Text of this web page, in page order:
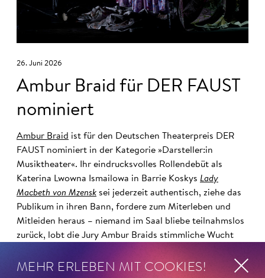
26. Juni 2026
Ambur Braid für DER FAUST
nominiert
Ambur Braid ist für den Deutschen Theaterpreis DER
FAUST nominiert in der Kategorie »Darsteller:in
Musiktheater«. Ihr eindrucksvolles Rollendebüt als
Katerina Lwowna Ismailowa in Barrie Koskys Lady
Macbeth von Mzensk sei jederzeit authentisch, ziehe das
Publikum in ihren Bann, fordere zum Miterleben und
Mitleiden heraus – niemand im Saal bliebe teilnahmslos
zurück, lobt die Jury Ambur Braids stimmliche Wucht
MEHR ERLEBEN MIT COOKIES!